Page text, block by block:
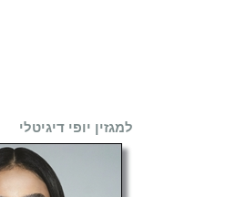
למגזין יופי דיגיטלי